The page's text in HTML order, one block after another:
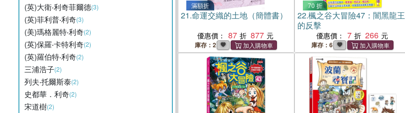
(英)大衛‧利奇菲爾德(3)
(英)菲利普‧利奇(3)
(美)瑪格麗特‧利奇(2)
(英)保羅‧卡特利奇(2)
(英)羅伯特‧利奇(2)
三浦浩子(2)
列夫‧托爾斯泰(2)
史都華．利奇(2)
宋道樹(2)
滿額折
21.命運交織的土地（簡體書）
優惠價： 87 877
庫存：2
70 折
22.楓之谷大冒險47：闇黑龍王
的反擊
優惠價： 7 266
庫存：6